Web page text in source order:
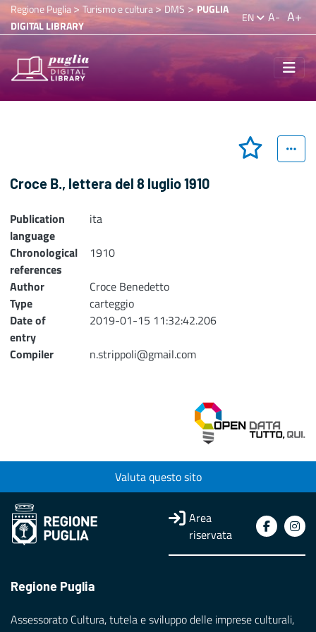
Regione Puglia> Turismo e cultura>DMS > PUGLIA
DIGITAL LIBRARY
EN A- A+
Croce B., lettera del 8 luglio 1910
Publication
language
ita
Chronological
references
1910
Author
Croce Benedetto
Type
carteggio
Date of
entry
2019-01-15 11:32:42.206
Compiler
n.strippoli@gmail.com
Valuta questo sito
Area
riservata
Regione Puglia
Assessorato Cultura, tutela e sviluppo delle imprese culturali,